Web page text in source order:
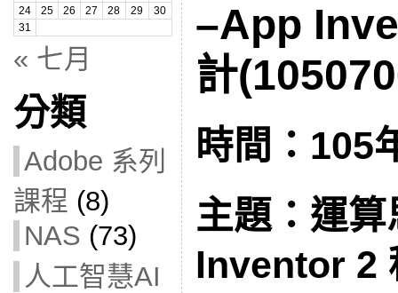
24
25 26 27 28 29
30
31
« 七月
分類
Adobe 系列
課程 (8)
NAS (73)
人工智慧AI
–App
計
時間：105
主題：運
Inventor 2